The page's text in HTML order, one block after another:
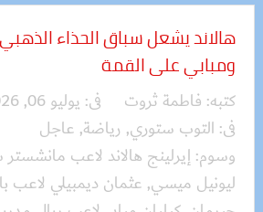
هالاند يشعل سباق الحذاء
ومبابي على القمة
كتبه: فاطمة ثروت فى: يوليو 06, 2026
فى: التوب ستوري, رياضة, عاجل
وسوم: إيرلينج هالاند لاعب
ليونيل ميسي, عثمان ديمبيلي